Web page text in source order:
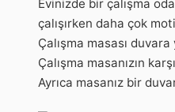
Evinizde bir çalışma
çalışırken daha çok
Çalışma masası
Çalışma masanızın
Ayrıca masanız bir